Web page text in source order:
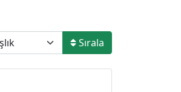
Sırala